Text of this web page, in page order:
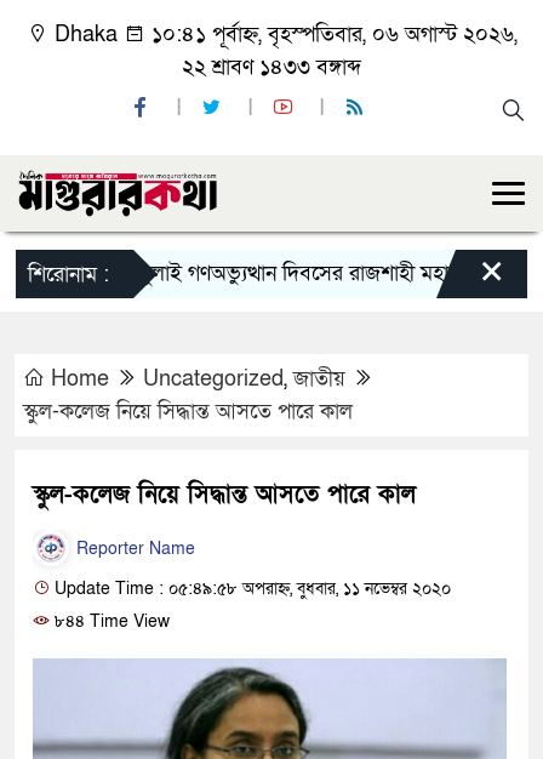
Dhaka
১০:৪১ পূর্বাহ্ন, বৃহস্পতিবার, ০৬ অগাস্ট ২০২৬,
২২ শ্রাবণ ১৪৩৩ বঙ্গাব্দ
শিরোনাম :জুলাই গণঅভ্যুত্থান দিবসের রাজশাহী মহানগর বিএনপির
×
Home Uncategorized,জাতীয়
স্কুল-কলেজ নিয়ে সিদ্ধান্ত আসতে পারে কাল
স্কুল-কলেজ নিয়ে সিদ্ধান্ত আসতে পারে কাল
Reporter Name
Update Time : ০৫:৪৯:৫৮ অপরাহ্ন, বুধবার, ১১ নভেম্বর ২০২০
৮৪৪ Time View